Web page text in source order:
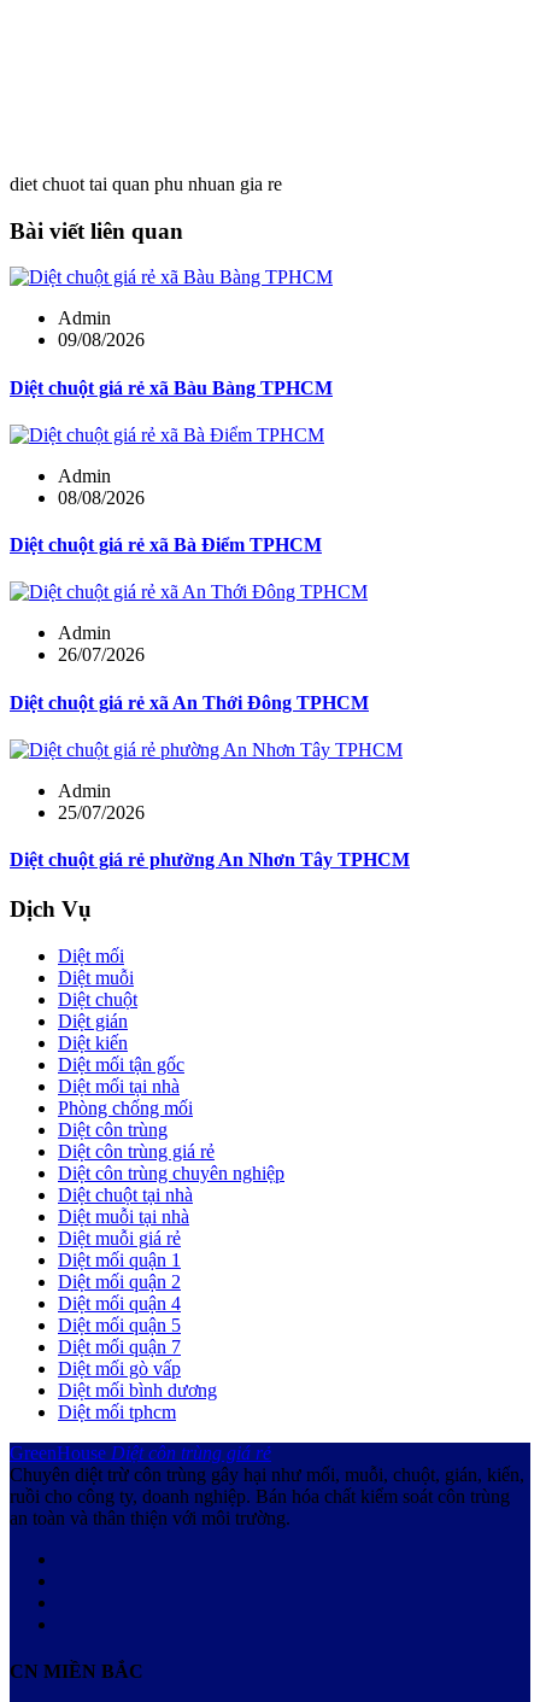
diet chuot tai quan phu nhuan gia re
Bài viết liên quan
Admin
09/08/2026
Diệt chuột giá rẻ xã Bàu Bàng TPHCM
Admin
08/08/2026
Diệt chuột giá rẻ xã Bà Điểm TPHCM
Admin
26/07/2026
Diệt chuột giá rẻ xã An Thới Đông TPHCM
Admin
25/07/2026
Diệt chuột giá rẻ phường An Nhơn Tây TPHCM
Dịch Vụ
Diệt mối
Diệt muỗi
Diệt chuột
Diệt gián
Diệt kiến
Diệt mối tận gốc
Diệt mối tại nhà
Phòng chống mối
Diệt côn trùng
Diệt côn trùng giá rẻ
Diệt côn trùng chuyên nghiệp
Diệt chuột tại nhà
Diệt muỗi tại nhà
Diệt muỗi giá rẻ
Diệt mối quận 1
Diệt mối quận 2
Diệt mối quận 4
Diệt mối quận 5
Diệt mối quận 7
Diệt mối gò vấp
Diệt mối bình dương
Diệt mối tphcm
GreenHouse Diệt côn trùng giá rẻ
Chuyên diệt trừ côn trùng gây hại như mối, muỗi, chuột, gián, kiến,
ruồi cho công ty, doanh nghiệp. Bán hóa chất kiểm soát côn trùng
an toàn và thân thiện với môi trường.
CN MIỀN BẮC